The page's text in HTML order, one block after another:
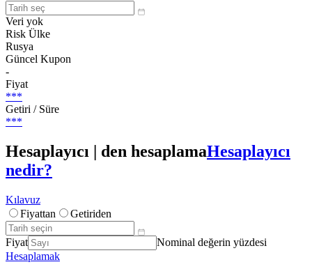
Veri yok
Risk Ülke
Rusya
Güncel Kupon
-
Fiyat
***
Getiri / Süre
***
Hesaplayıcı | den hesaplamaHesaplayıcı
nedir?
Kılavuz
Fiyattan
Getiriden
Fiyat
Nominal değerin yüzdesi
Hesaplamak